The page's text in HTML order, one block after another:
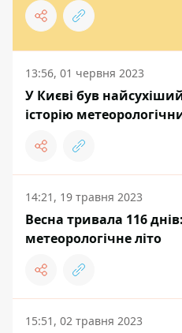
13:56, 01 червня 2023
У Києві був
історію
14:21, 19 травня 2023
Весна тривала 116
метеорологічне літо
15:51, 02 травня 2023